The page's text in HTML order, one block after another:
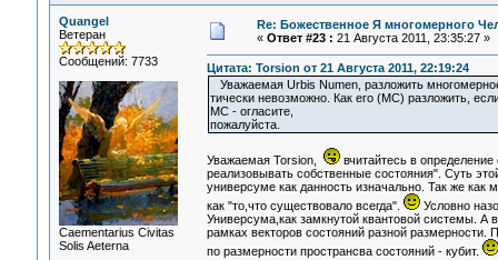
Quangel
Ветеран
Сообщений: 7733
Сaementarius Civitas
Solis Aeterna
Re: Божественное Я многомерного
« Ответ #23 : 21 Августа 2011, 23:35:27 »
Цитата: Torsion от 21 Августа 2011, 22:19:24
Уважаемая Urbis Numen, разложить
тически невозможно. Как его (МС) разложить,
МС - огласите,
пожалуйста.
Уважаемая Torsion,
вчитайтесь в
реализовывать собственные состояния". Суть
универсуме как данность изначально. Так же
как "то,что существовало всегда".
Условно
Универсума,как замкнутой квантовой системы. А
рамках векторов состояний разной размерности.
по размерности пространсва состояний - кубит.